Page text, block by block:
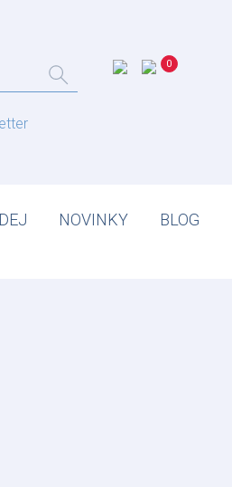
NOVINKY BLOG